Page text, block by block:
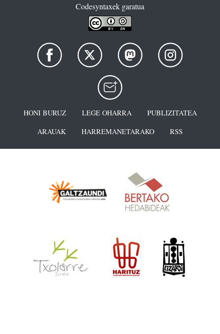
Codesyntaxek garatua
HONI BURUZ LEGE OHARRA
PUBLIZITATEA
ARAUAK
HARREMANETARAKO RSS